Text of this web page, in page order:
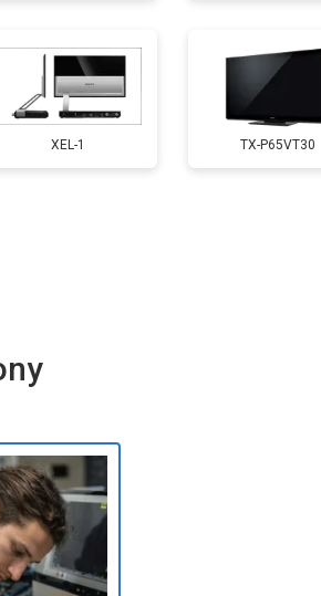
3700 ₽ Заказать
5500 ₽
XEL-1 TX-P65VT30